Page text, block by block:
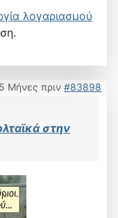
λογαριασμού
Μήνες πριν #83898
στην